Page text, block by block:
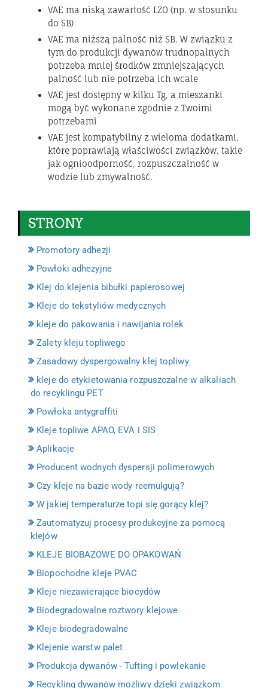
VAE ma niską zawartość LZO (np. w stosunku
do SB)
VAE ma niższą palność niż SB. W związku z
tym do produkcji dywanów trudnopalnych
potrzeba mniej środków zmniejszających
palność lub nie potrzeba ich wcale
VAE jest dostępny w kilku Tg, a mieszanki
mogą być wykonane zgodnie z Twoimi
potrzebami
VAE jest kompatybilny z wieloma dodatkami,
które poprawiają właściwości związków, takie
jak ognioodporność, rozpuszczalność w
wodzie lub zmywalność.
STRONY
Promotory adhezji
Powłoki adhezyjne
Klej do klejenia bibułki papierosowej
Kleje do tekstyliów medycznych
kleje do pakowania i nawijania rolek
Zalety kleju topliwego
Zasadowy dyspergowalny klej topliwy
kleje do etykietowania rozpuszczalne w alkaliach
do recyklingu PET
Powłoka antygraffiti
Kleje topliwe APAO, EVA i SIS
Aplikacje
Producent wodnych dyspersji polimerowych
Czy kleje na bazie wody reemulgują?
W jakiej temperaturze topi się gorący klej?
Zautomatyzuj procesy produkcyjne za pomocą
klejów
KLEJE BIOBAZOWE DO OPAKOWAŃ
Biopochodne kleje PVAC
Kleje niezawierające biocydów
Biodegradowalne roztwory klejowe
Kleje biodegradowalne
Klejenie warstw palet
Produkcja dywanów - Tufting i powlekanie
Recykling dywanów możliwy dzięki związkom